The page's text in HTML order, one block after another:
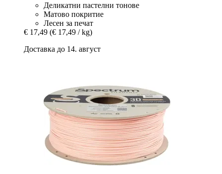
Деликатни пастелни тонове
Матово покритие
Лесен за печат
€ 17,49 (€ 17,49 / kg)
Доставка до 14. август